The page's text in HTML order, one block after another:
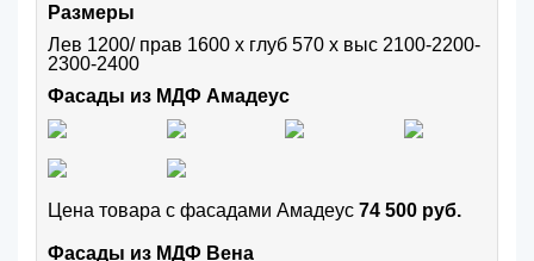
Размеры
Лев 1200/ прав 1600 х глуб 570 х выс 2100-2200-
2300-2400
Фасады из МДФ Амадеус
Цена товара с фасадами Амадеус 74 500 руб.
Фасады из МДФ Вена